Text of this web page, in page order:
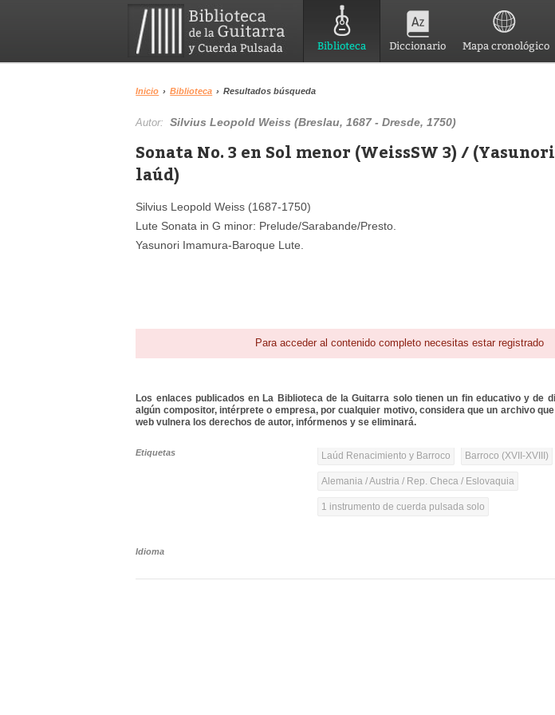
Biblioteca Diccionario Mapa cronológico
Inicio › Biblioteca › Resultados búsqueda
Autor:Silvius Leopold Weiss (Breslau, 1687 - Dresde, 1750)
Sonata No. 3 en Sol menor (WeissSW 3) /
laúd)
Silvius Leopold Weiss (1687-1750)
Lute Sonata in G minor: Prelude/Sarabande/Presto.
Yasunori Imamura-Baroque Lute.
Para acceder al contenido completo necesitas estar registrado
Los enlaces publicados en La Biblioteca de la Guitarra solo tienen un fin educativo y de
algún compositor, intérprete o empresa, por cualquier motivo, considera que un archivo
web vulnera los derechos de autor, infórmenos y se eliminará.
Etiquetas Laúd Renacimiento y Barroco Barroco (XVII-XVIII)
Alemania / Austria / Rep. Checa / Eslovaquia
1 instrumento de cuerda pulsada solo
Idioma